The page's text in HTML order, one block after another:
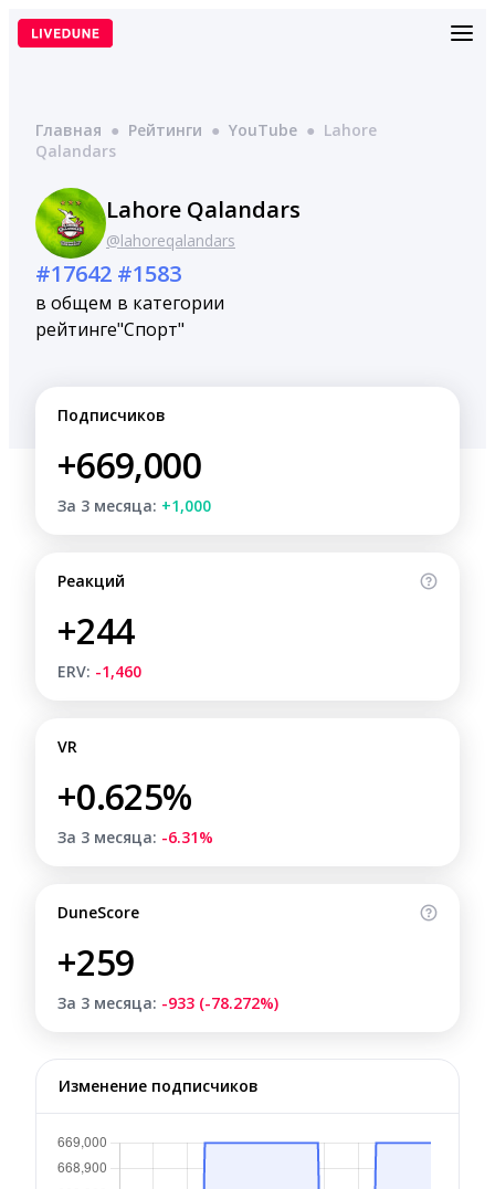
Перейти
Главная ● Рейтинги ● YouTube ● Lahore
Qalandars
Lahore Qalandars
@lahoreqalandars
#17642
в общем
рейтинге
#1583
в категории
"Спорт"
Подписчиков
+669,000
За 3 месяца: +1,000
Реакций
+244
ERV: -1,460
VR
+0.625%
За 3 месяца: -6.31%
DuneScore
+259
За 3 месяца: -933 (-78.272%)
Изменение подписчиков